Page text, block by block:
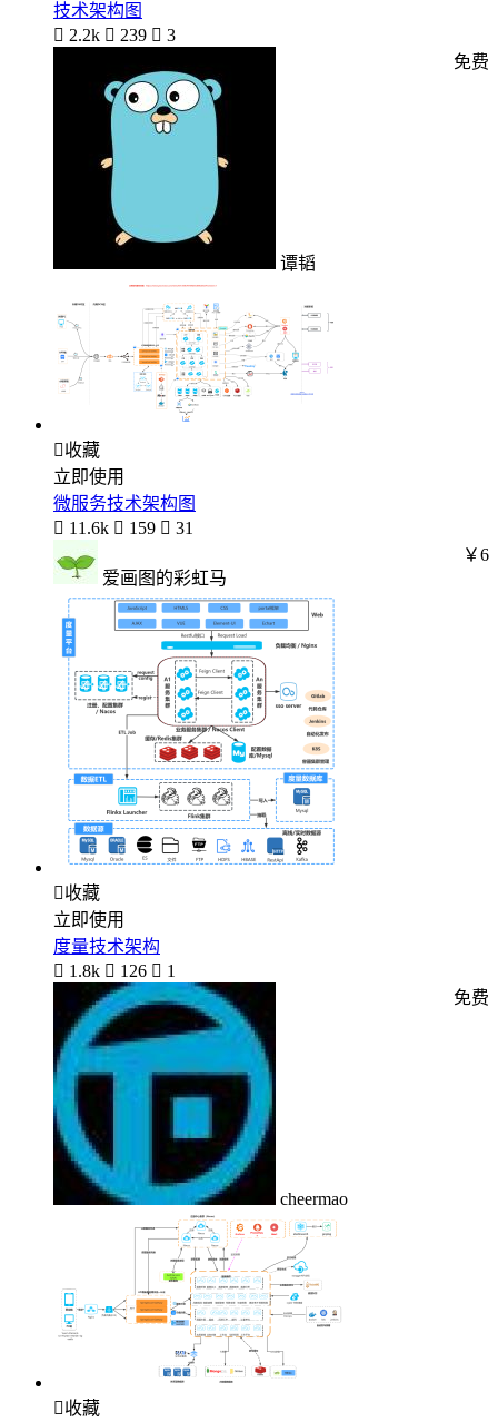
技术架构图
 2.2k  239  3
谭韬
免费
收藏
立即使用
微服务技术架构图
 11.6k  159  31
爱画图的彩虹马
￥6
收藏
立即使用
度量技术架构
 1.8k  126  1
cheermao
免费
收藏